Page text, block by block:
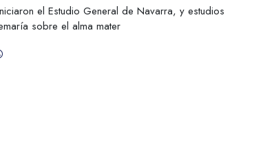
el Estudio General de Navarra, y estudios
sobre el alma mater